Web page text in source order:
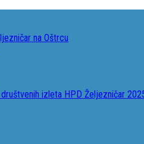
na Oštrcu
izleta HPD Željezničar